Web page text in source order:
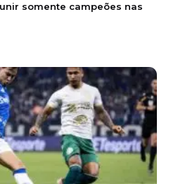
somente campeões nas